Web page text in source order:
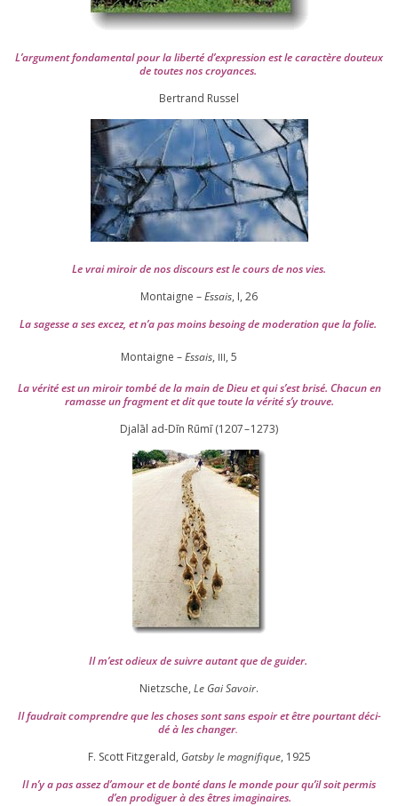
L’argument fon­da­men­tal pour la liber­té d’expression est le carac­tère dou­teux
de toutes nos croyances.
Ber­trand Russel
Le vrai miroir de nos dis­cours est le cours de nos vies.
Montaigne –Essais, I, 26
La sagesse a ses excez, et n’a pas moins besoing de mode­ra­tion que la folie.
Montaigne –Essais, III, 5
La véri­té est un miroir tom­bé de la main de Dieu et qui s’est bri­sé. Chacun en
ramasse un frag­ment et dit que toute la véri­té s’y trouve.
Djalāl ad-Dīn Rūmī (1207–1273)
Il m’est odieux de suivre autant que de gui­der.
Nietzsche, Le Gai Savoir.
Il fau­drait com­prendre que les choses sont sans espoir et être pour­tant déci­
dé à les chan­ger.
F. Scott Fitzgerald, Gatsby le magni­fique, 1925
Il n’y a pas assez d’a­mour et de bon­té dans le monde pour qu’il soit per­mis
d’en pro­di­guer à des êtres imaginaires.